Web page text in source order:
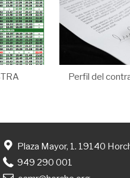
Perfil del
Plaza Mayor, 1. 19140
949 290 001